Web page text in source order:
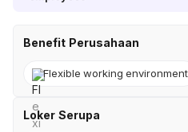
Benefit Perusahaan
Flexible working environment
Loker Serupa